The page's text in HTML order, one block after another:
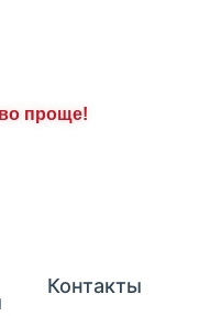
проще!
Контакты